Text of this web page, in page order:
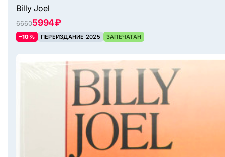
Billy Joel
66605994 ₽
–10% ПЕРЕИЗДАНИЕ 2025 ЗАПЕЧАТАН